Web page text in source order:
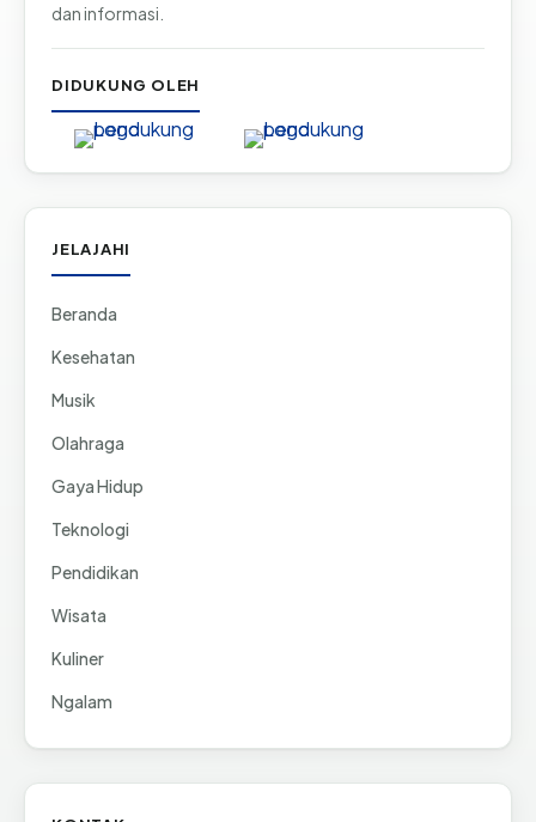
dan informasi.
DIDUKUNG OLEH
JELAJAHI
Beranda
Kesehatan
Musik
Olahraga
Gaya Hidup
Teknologi
Pendidikan
Wisata
Kuliner
Ngalam